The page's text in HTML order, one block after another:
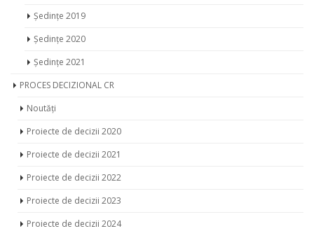
Ședințe 2019
Ședințe 2020
Ședințe 2021
PROCES DECIZIONAL CR
Noutăți
Proiecte de decizii 2020
Proiecte de decizii 2021
Proiecte de decizii 2022
Proiecte de decizii 2023
Proiecte de decizii 2024